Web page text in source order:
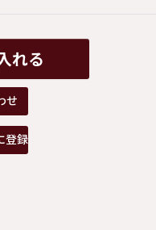
れる
せ
登録